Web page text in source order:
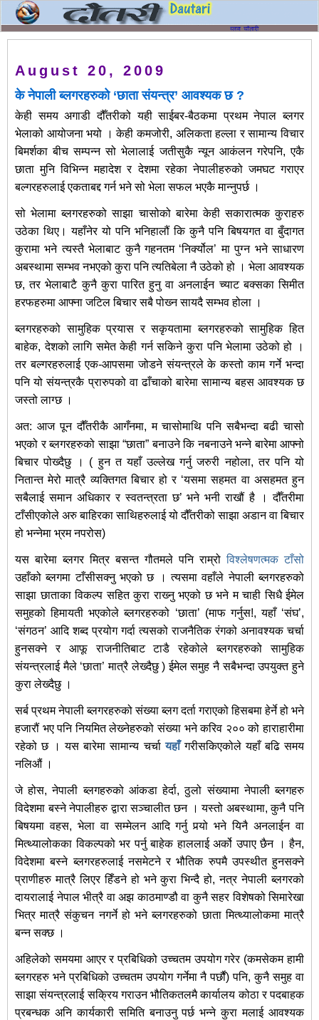
August 20, 2009
के नेपाली ब्लगरहरुको ‘छाता संयन्त्र’ आवश्यक छ ?
केही समय अगाडी दौँतरीको यही साईबर-बैठकमा प्रथम नेपाल ब्लगर
भेलाको आयोजना भयो । केही कमजोरी, अलिकता हल्ला र सामान्य विचार
बिमर्शका बीच सम्पन्न सो भेलालाई जतीसुकै न्यून आकंलन गरेपनि, एकै
छाता मुनि विभिन्न महादेश र देशमा रहेका नेपालीहरुको जमघट गराएर
बल्गरहरुलाई एकताबद्द गर्न भने सो भेला सफल भएकै मान्नुपर्छ ।
सो भेलामा ब्लगरहरुको साझा चासोको बारेमा केही सकारात्मक कुराहरु
उठेका थिए। यहाँनेर यो पनि भनिहालौं कि कुनै पनि बिषयगत वा बुँदागत
कुरामा भने त्यस्तै भेलाबाट कुनै गहनतम ‘निर्क्योल’ मा पुग्न भने साधारण
अबस्थामा सम्भव नभएको कुरा पनि त्यतिबेला नै उठेको हो । भेला आवश्यक
छ, तर भेलाबाटै कुनै कुरा पारित हुनु वा अनलाईन च्याट बक्सका सिमीत
हरफहरुमा आफ्ना जटिल बिचार सबै पोख्‍न सायदै सम्भव होला ।
ब्लगरहरुको सामुहिक प्रयास र सकृयतामा ब्लगरहरुको सामुहिक हित
बाहेक, देशको लागि समेत केही गर्न सकिने कुरा पनि भेलामा उठेको हो ।
तर बल्गरहरुलाई एक-आपसमा जोडने संयन्त्रले के कस्तो काम गर्ने भन्दा
पनि यो संयन्त्रकै प्रारुपको वा ढाँचाको बारेमा सामान्य बहस आवश्यक छ
जस्तो लाग्छ ।
अत: आज पून दौँतरीकै आगँनमा, म चासोमाथि पनि सबैभन्दा बढी चासो
भएको र ब्लगरहरुको साझा “छाता” बनाउने कि नबनाउने भन्ने बारेमा आफ्नो
बिचार पोख्दैछु । ( हुन त यहाँ उल्लेख गर्नु जरुरी नहोला, तर पनि यो
नितान्त मेरो मात्रै व्यक्तिगत बिचार हो र ‘यसमा सहमत वा असहमत हुन
सबैलाई समान अधिकार र स्वतन्त्रता छ’ भने भनी राखौं है । दौँतरीमा
टाँसीएकोले अरु बाहिरका साथिहरुलाई यो दौँतरीको साझा अडान वा बिचार
हो भन्नेमा भ्रम नपरोस)
यस बारेमा ब्लगर मित्र बसन्त गौतमले पनि राम्रोविश्लेषणत्मक टाँसो
उहाँको ब्लगमा टाँसीसक्नु भएको छ । त्यसमा वहाँले नेपाली ब्लगरहरुको
साझा छाताका विकल्प सहित कुरा राख्‍नु भएको छ भने म चाही सिधै ईमेल
समुहको हिमायती भएकोले ब्लगरहरुको ‘छाता’ (माफ गर्नुस!, यहाँ ‘संघ’,
‘संगठन’ आदि शब्द प्रयोग गर्दा त्यसको राजनैतिक रंगको अनावश्यक चर्चा
हुनसक्ने र आफू राजनीतिबाट टाडै रहेकोले ब्लगरहरुको सामुहिक
संयन्त्रलाई मैले ‘छाता’ मात्रै लेख्दैछु ) ईमेल समुह नै सबैभन्दा उपयुक्त हुने
कुरा लेख्दैछु ।
सर्ब प्रथम नेपाली ब्लगरहरुको संख्या ब्लग दर्ता गराएको हिसबमा हेर्ने हो भने
हजारौं भए पनि नियमित लेख्‍नेहरुको संख्या भने करिव २०० को हाराहारीमा
रहेको छ । यस बारेमा सामान्य चर्चायहाँ गरीसकिएकोले यहाँ बढि समय
नलिऔं ।
जे होस, नेपाली ब्लगहरुको आंकडा हेर्दा, ठुलो संख्यामा नेपाली ब्लगहरु
विदेशमा बस्ने नेपालीहरु द्वारा सञ्चालीत छन । यस्तो अबस्थामा, कुनै पनि
बिषयमा वहस, भेला वा सम्मेलन आदि गर्नु पर्‍यो भने यिनै अनलाईन वा
मित्थ्यालोकका विकल्पको भर पर्नु बाहेक हाललाई अर्को उपाए छैन । हैन,
विदेशमा बस्ने ब्लगरहरुलाई नसमेटने र भौतिक रुपमै उपस्थीत हुनसक्ने
प्राणीहरु मात्रै लिएर हिँडने हो भने कुरा भिन्दै हो, नत्र नेपाली ब्लगरको
दायरालाई नेपाल भीत्रै वा अझ काठमाण्डौ वा कुनै सहर विशेषको सिमारेखा
भित्र मात्रै संकुचन नगर्ने हो भने ब्लगरहरुको छाता मित्थ्यालोकमा मात्रै
बन्न सक्छ ।
अहिलेको समयमा आएर र प्रबिधिको उच्चतम उपयोग गरेर (कमसेकम हामी
ब्लगरहरु भने प्रबिधिको उच्चतम उपयोग गर्नेमा नै पर्छौं) पनि, कुनै समुह वा
साझा संयन्त्रलाई सक्रिय गराउन भौतिकतलमै कार्यालय कोठा र पदबाहक
प्रबन्धक अनि कार्यकारी समिति बनाउनु पर्छ भन्ने कुरा मलाई आवश्यक